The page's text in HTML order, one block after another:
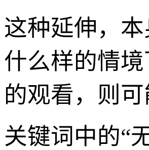
这种延伸，
什么样的情
的观看，则
关键词中的“